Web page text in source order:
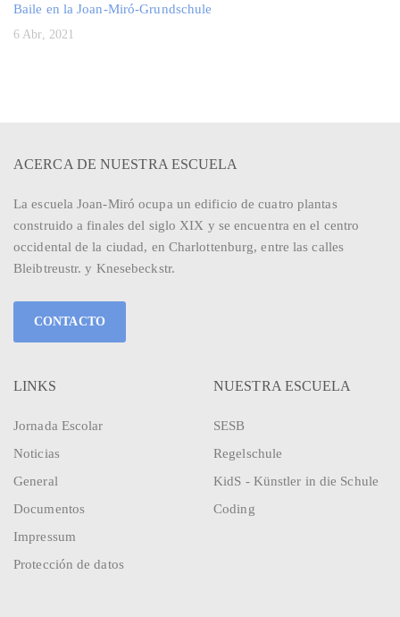
Baile en la Joan-Miró-Grundschule
6 Abr, 2021
ACERCA DE NUESTRA ESCUELA
La escuela Joan-Miró ocupa un edificio de cuatro plantas
construido a finales del siglo XIX y se encuentra en el centro
occidental de la ciudad, en Charlottenburg, entre las calles
Bleibtreustr. y Knesebeckstr.
CONTACTO
LINKS
Jornada Escolar
Noticias
General
Documentos
Impressum
Protección de datos
NUESTRA ESCUELA
SESB
Regelschule
KidS - Künstler in die Schule
Coding